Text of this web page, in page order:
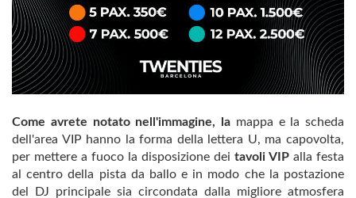
Come avrete notato nell'immagine, la mappa e la scheda
dell'area VIP hanno la forma della lettera U, ma capovolta,
per mettere a fuoco la disposizione dei tavoli VIP alla festa
al centro della pista da ballo e in modo che la postazione
del DJ principale sia circondata dalla migliore atmosfera